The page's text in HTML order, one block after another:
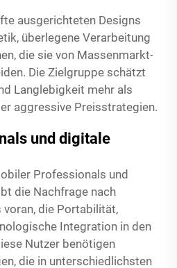
ausgerichteten Designs
überlegene Verarbeitung
die sie von Massenmarkt-
Die Zielgruppe schätzt
Langlebigkeit mehr als
aggressive Preisstrategien.
und digitale
Professionals und
die Nachfrage nach
die Portabilität,
Integration in den
Nutzer benötigen
die in unterschiedlichsten